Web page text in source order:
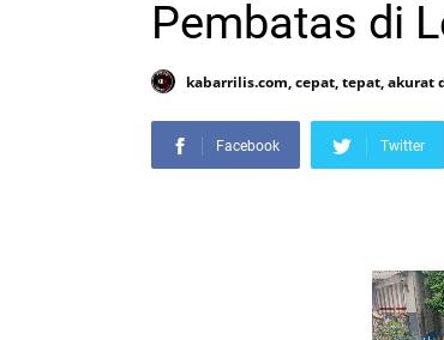
Pembatas di
kabarrilis.com, cepat, tepat, akurat
Facebook Twitter